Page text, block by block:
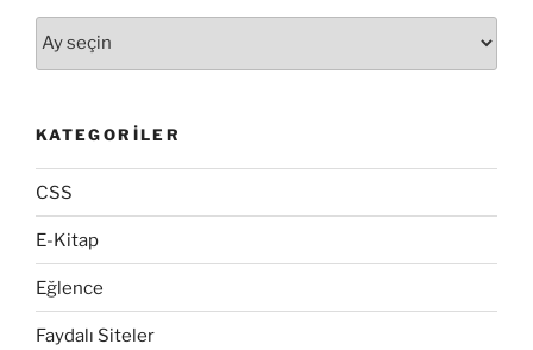
KATEGORILER
CSS
E-Kitap
Eğlence
Faydalı Siteler